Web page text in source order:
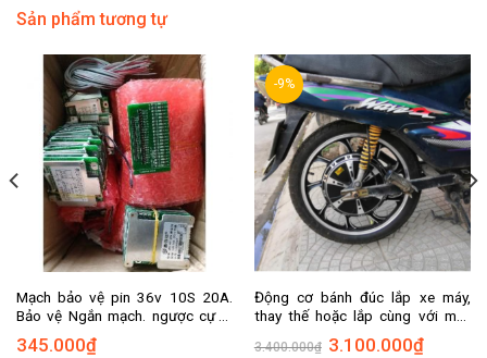
Sản phẩm tương tự
Mạch bảo vệ pin 36v 10S 20A.
Bảo vệ Ngắn mạch. ngược cực .
Sạc xả
345.000₫
-9%
Động cơ bánh đúc lắp xe máy,
thay thế hoặc lắp cùng với máy
xăng, chế xe máy thành xe điện lai
3.400.000₫ 3.100.000₫